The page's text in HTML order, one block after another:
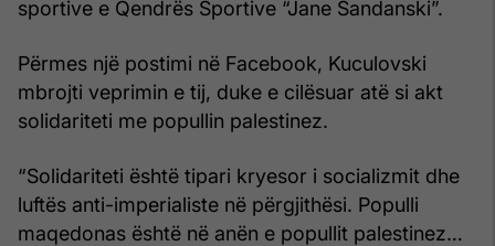
sportive e Qendrës Sportive “Jane Sandanski”.
Përmes një postimi në Facebook, Kuculovski
mbrojti veprimin e tij, duke e cilësuar atë si akt
solidariteti me popullin palestinez.
“Solidariteti është tipari kryesor i socializmit dhe
luftës anti-imperialiste në përgjithësi. Populli
maqedonas është në anën e popullit palestinez…